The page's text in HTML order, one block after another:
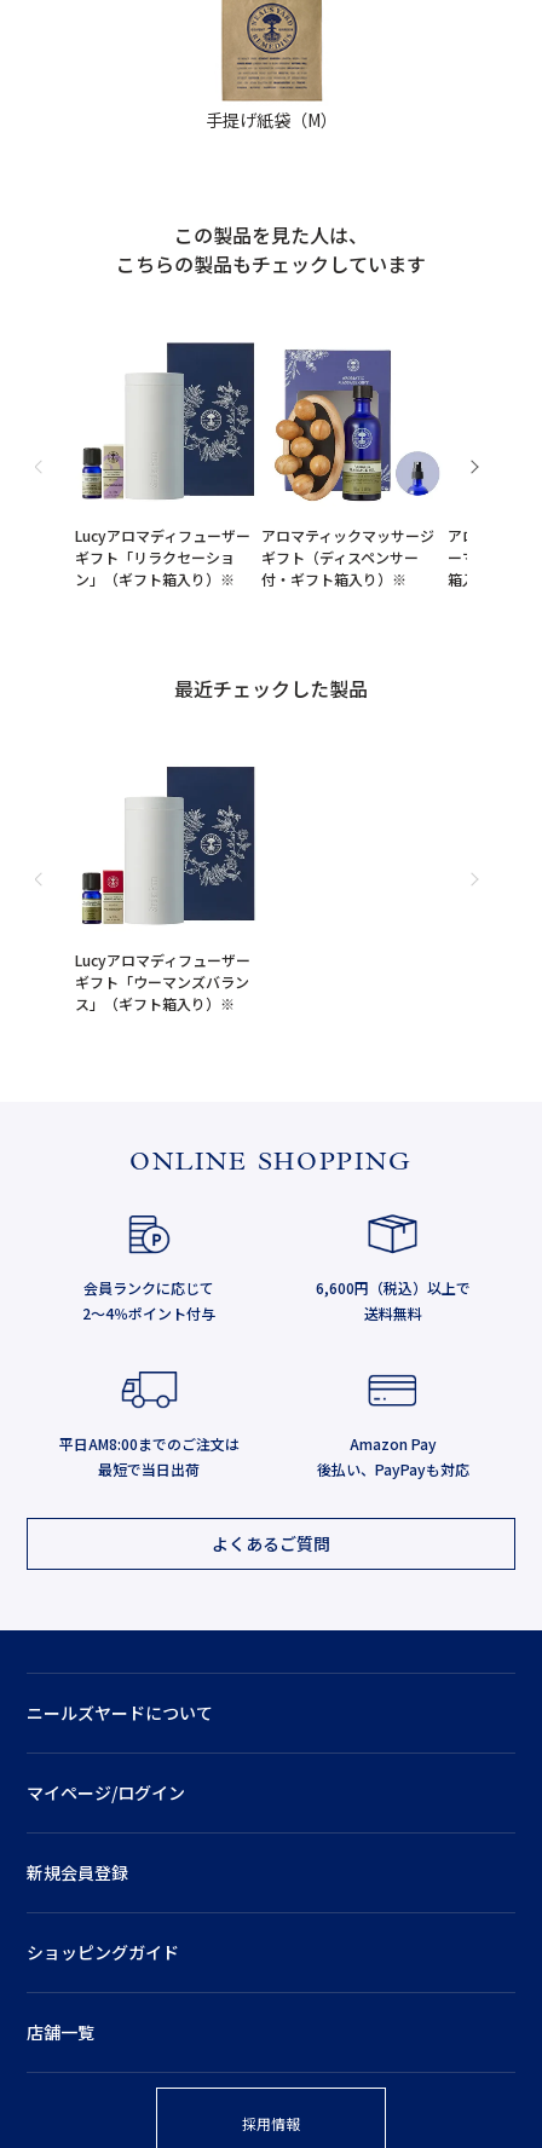
手提げ紙袋（M）
この製品を見た人は、
こちらの製品もチェックしています
Lucyアロマディフューザー
ギフト「リラクセーショ
ン」（ギフト箱入り）※
アロマティックマッサージ
ギフト（ディスペンサー
付・ギフト箱入り）※
アロマソケッ
ーマンズバラ
箱入り）※
最近チェックした製品
Lucyアロマディフューザー
ギフト「ウーマンズバラン
ス」（ギフト箱入り）※
ONLINE SHOPPING
会員ランクに応じて
2～4％ポイント付与
6,600円（税込）以上で
送料無料
平日AM8:00までのご注文は
最短で当日出荷
Amazon Pay
後払い、PayPayも対応
よくあるご質問
ニールズヤードについて
マイページ/ログイン
新規会員登録
ショッピングガイド
店舗一覧
採用情報